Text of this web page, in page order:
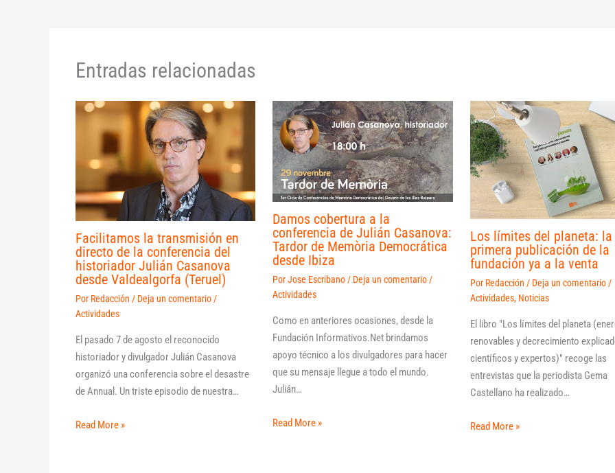
Entradas relacionadas
Facilitamos la transmisión en
directo de la conferencia del
historiador Julián Casanova
desde Valdealgorfa (Teruel)
Por Redacción / Deja un comentario /
Actividades
El pasado 7 de agosto el reconocido
historiador y divulgador Julián Casanova
organizó una conferencia sobre el desastre
de Annual. Un triste episodio de nuestra…
Read More »
Damos cobertura a la
conferencia de Julián Casanova:
Tardor de Memòria Democrática
desde Ibiza
PorJose Escribano/ Deja un comentario/
Actividades
Como en anteriores ocasiones, desde la
Fundación Informativos.Net brindamos
apoyo técnico a los divulgadores para hacer
que su mensaje llegue a todo el mundo.
Julián…
Read More »
Los límites del planeta: la
primera publicación de la
fundación ya a la venta
Por Redacción / Deja un comentario /
Actividades, Noticias
El libro "Los límites del planeta
renovables y decrecimiento
científicos y expertos)" recoge las
entrevistas que la periodista Gema
Castellano ha realizado…
Read More »